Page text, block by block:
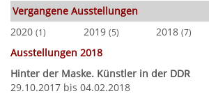
Vergangene Ausstellungen
2020 (1) 2019 (5) 2018 (7)
Ausstellungen 2018
Hinter der Maske. Künstler in der DDR
29.10.2017 bis 04.02.2018